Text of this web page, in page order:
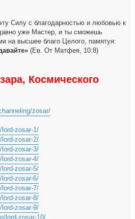
Силу с благодарностью и любовью к
уже Мастер, и ты сможешь
на высшее благо Целого, памятуя:
(Ев. От Матфея, 10:8)
Космического
zosar/
zosar-1/
zosar-2/
zosar-3/
zosar-4/
zosar-5/
zosar-6/
zosar-7/
zosar-8/
zosar-9/
lord-zosar-10/